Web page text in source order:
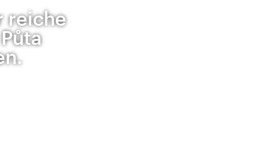
reiche